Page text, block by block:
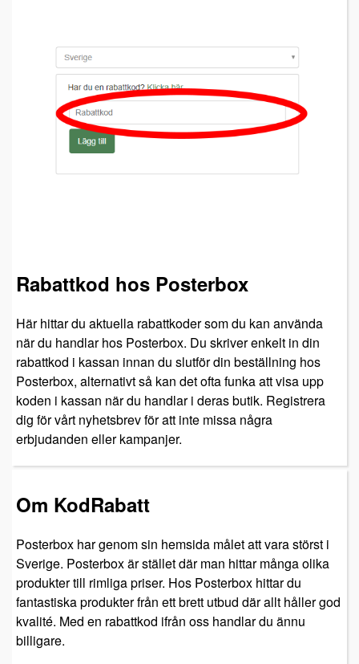
Rabattkod hos Posterbox
Här hittar du aktuella rabattkoder som du kan använda
när du handlar hos Posterbox. Du skriver enkelt in din
rabattkod i kassan innan du slutför din beställning hos
Posterbox, alternativt så kan det ofta funka att visa upp
koden i kassan när du handlar i deras butik. Registrera
dig för vårt nyhetsbrev för att inte missa några
erbjudanden eller kampanjer.
Om KodRabatt
Posterbox har genom sin hemsida målet att vara störst i
Sverige. Posterbox är stället där man hittar många olika
produkter till rimliga priser. Hos Posterbox hittar du
fantastiska produkter från ett brett utbud där allt håller god
kvalité. Med en rabattkod ifrån oss handlar du ännu
billigare.